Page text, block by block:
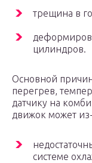
трещина в
цилиндров.
Основной
перегрев,
датчику на
движок может
системе